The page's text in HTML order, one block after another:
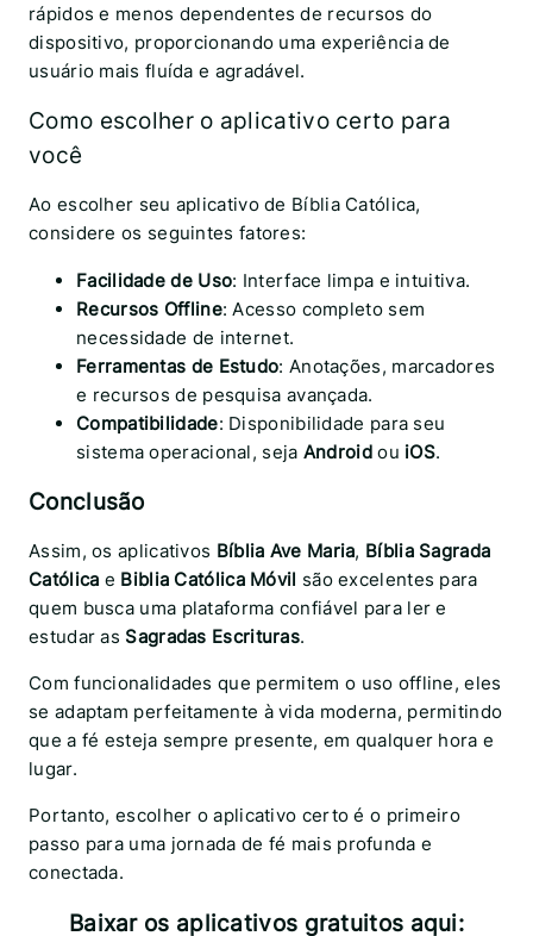
rápidos e menos dependentes de recursos do
dispositivo, proporcionando uma experiência de
usuário mais fluída e agradável.
Como escolher o aplicativo certo para
você
Ao escolher seu aplicativo de Bíblia Católica,
considere os seguintes fatores:
Facilidade de Uso: Interface limpa e intuitiva.
Recursos Offline: Acesso completo sem
necessidade de internet.
Ferramentas de Estudo: Anotações, marcadores
e recursos de pesquisa avançada.
Compatibilidade: Disponibilidade para seu
sistema operacional, seja Androidou iOS.
Conclusão
Assim, os aplicativos Bíblia Ave Maria, Bíblia Sagrada
Católica e Biblia Católica Móvil são excelentes para
quem busca uma plataforma confiável para ler e
estudar as Sagradas Escrituras.
Com funcionalidades que permitem o uso offline, eles
se adaptam perfeitamente à vida moderna, permitindo
que a fé esteja sempre presente, em qualquer hora e
lugar.
Portanto, escolher o aplicativo certo é o primeiro
passo para uma jornada de fé mais profunda e
conectada.
Baixar os aplicativos gratuitos aqui: